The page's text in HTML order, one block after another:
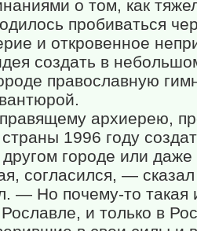
о том, как
пробиваться
и откровенное
создать в
православную
архиерею,
1996 году
городе или даже
согласился, — сказал
— Но почему-то такая
и только в